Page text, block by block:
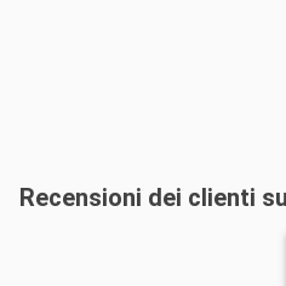
Recensioni dei clienti